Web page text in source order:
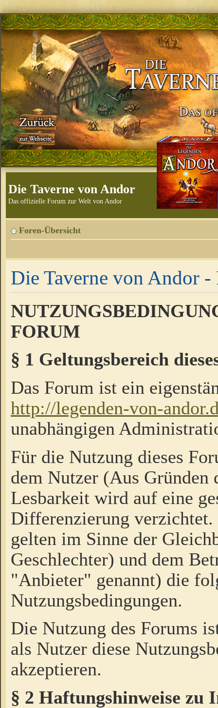
Die Taverne von Andor
Das offizielle Forum zur Welt von Andor
Foren-Übersicht
Die Taverne von Andor -
FORUM
§ 1 Geltungsbereich
Das Forum ist ein
http://legenden-von-
unabhängigen
Für die Nutzung dieses
dem Nutzer (Aus Gründen
Lesbarkeit wird auf eine
Differenzierung
gelten im Sinne der
Geschlechter) und dem
"Anbieter" genannt) die
Nutzungsbedingungen.
Die Nutzung des Forums
als Nutzer diese
akzeptieren.
§ 2 Haftungshinweise zu